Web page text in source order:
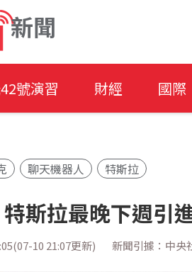
新聞
號演習 財經 國際
聊天機器人 特斯拉
斯拉最晚下週引
10 21:07更新) 新聞引據：中央